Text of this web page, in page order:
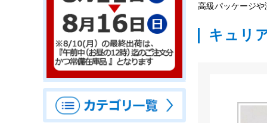
高級パッケージ
キュリ